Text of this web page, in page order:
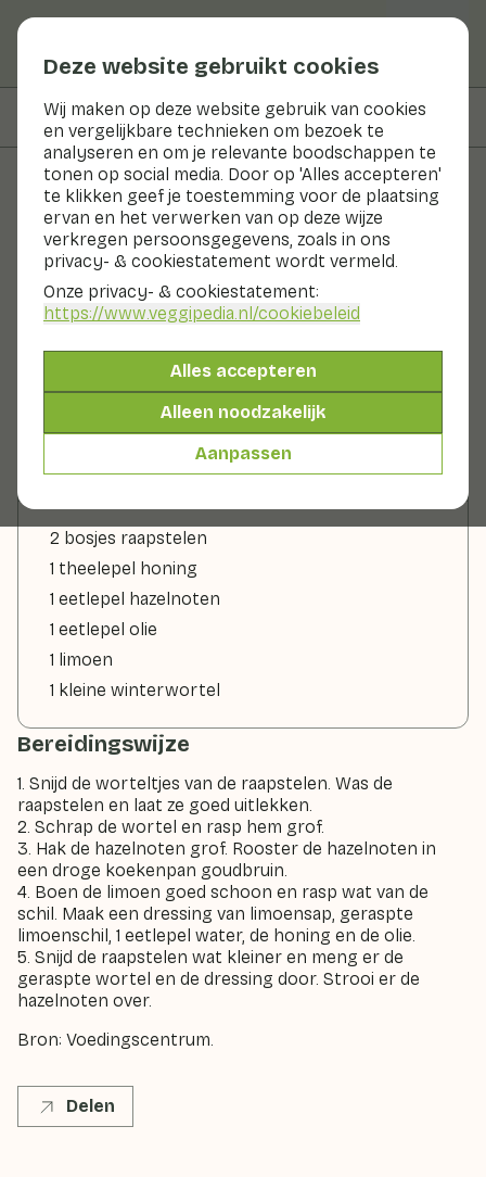
Deze website gebruikt cookies
Wij maken op deze website gebruik van cookies
en vergelijkbare technieken om bezoek te
analyseren en om je relevante boodschappen te
tonen op social media. Door op 'Alles accepteren'
te klikken geef je toestemming voor de plaatsing
ervan en het verwerken van op deze wijze
verkregen persoonsgegevens, zoals in ons
privacy- & cookiestatement wordt vermeld.
Onze privacy- & cookiestatement:
https://www.veggipedia.nl/cookiebeleid
Alles accepteren
Alleen noodzakelijk
Aanpassen
Op deze pagina Bereidingswijze
Recepten
Raapsteeltjessalade
Bijgerecht 2 pers 10 - 20 min
Met seizoensproducten
180gr groenten p.p.
2 bosjes raapstelen
1 theelepel honing
1 eetlepel hazelnoten
1 eetlepel olie
1 limoen
1 kleine winterwortel
Bereidingswijze
1. Snijd de worteltjes van de raapstelen. Was de
raapstelen en laat ze goed uitlekken.
2. Schrap de wortel en rasp hem grof.
3. Hak de hazelnoten grof. Rooster de hazelnoten in
een droge koekenpan goudbruin.
4. Boen de limoen goed schoon en rasp wat van de
schil. Maak een dressing van limoensap, geraspte
limoenschil, 1 eetlepel water, de honing en de olie.
5. Snijd de raapstelen wat kleiner en meng er de
geraspte wortel en de dressing door. Strooi er de
hazelnoten over.
Bron: Voedingscentrum.
Delen